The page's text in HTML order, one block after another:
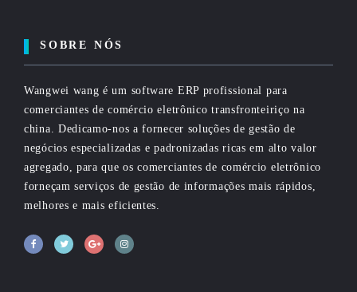
SOBRE NÓS
Wangwei wang é um software ERP profissional para
comerciantes de comércio eletrônico transfronteiriço na
china. Dedicamo-nos a fornecer soluções de gestão de
negócios especializadas e padronizadas ricas em alto valor
agregado, para que os comerciantes de comércio eletrônico
forneçam serviços de gestão de informações mais rápidos,
melhores e mais eficientes.